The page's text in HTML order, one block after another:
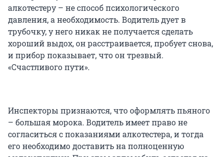
алкотестеру – не способ психологического
давления, а необходимость. Водитель дует в
трубочку, у него никак не получается сделать
хороший выдох, он расстраивается, пробует снова,
и прибор показывает, что он трезвый.
«Счастливого пути».
Инспекторы признаются, что оформлять пьяного
– большая морока. Водитель имеет право не
согласиться с показаниями алкотестера, и тогда
его необходимо доставить на полноценную